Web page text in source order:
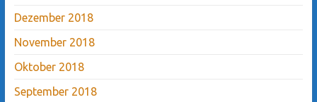
Dezember 2018
November 2018
Oktober 2018
September 2018